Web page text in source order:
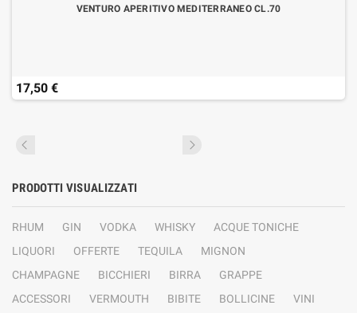
VENTURO APERITIVO MEDITERRANEO CL.70
17,50 €
PRODOTTI VISUALIZZATI
RHUM GIN VODKA WHISKY
ACQUE TONICHE
LIQUORI
OFFERTE TEQUILA
MIGNON
CHAMPAGNE
BICCHIERI BIRRA
GRAPPE
ACCESSORI
VERMOUTH BIBITE BOLLICINE
VINI